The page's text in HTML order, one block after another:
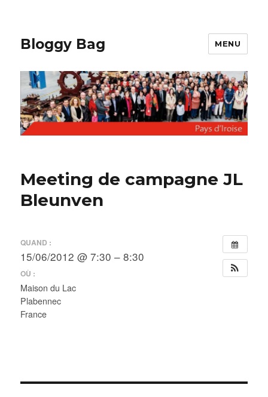
Bloggy Bag MENU
Meeting de campagne JL
Bleunven
QUAND :
15/06/2012 @ 7:30 – 8:30
OÙ :
Maison du Lac
Plabennec
France